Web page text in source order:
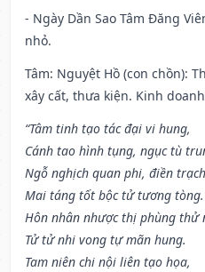
- Ngày Dần Sao Tâm Đăng
nhỏ.
Tâm: Nguyệt Hồ (con chồn):
xây cất, thưa kiện. Kinh
“Tâm tinh tạo tác đại vi hung,
Cánh tao hình tụng, ngục tù
Ngỗ nghịch quan phi, điền
Mai táng tốt bộc tử tương tòng.
Hôn nhân nhược thị phùng thử
Tử tử nhi vong tự mãn hung.
Tam niên chi nội liên tạo họa,